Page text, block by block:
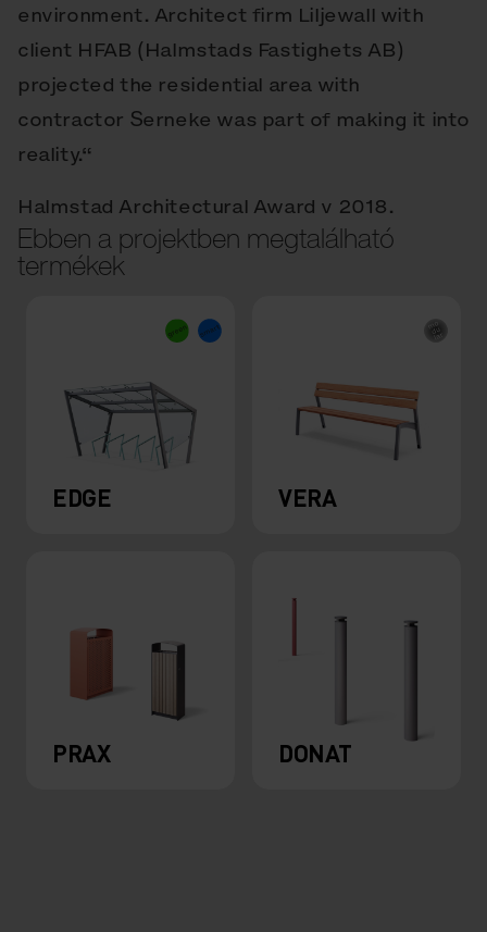
environment. Architect firm Liljewall with
client HFAB (Halmstads Fastighets AB)
projected the residential area with
contractor Serneke was part of making it into
reality.“
Halmstad Architectural Award v 2018.
Ebben a projektben megtalálható
termékek
EDGE VERA
PRAX DONAT